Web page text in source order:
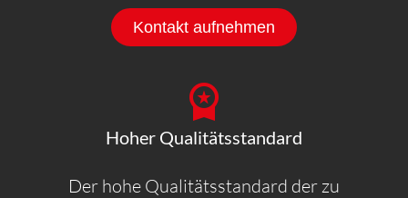
Kontakt aufnehmen
Hoher Qualitätsstandard
Der hohe Qualitätsstandard der zu